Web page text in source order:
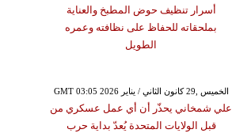
أسرار تنظيف حوض المطبخ والعناية
بملحقاته للحفاظ على نظافته وعمره
الطويل
GMT 03:05 2026 الخميس ,29 كانون الثاني / يناير
علي شمخاني يحذّر أن أي عمل عسكري من
قبل الولايات المتحدة يُعدّ بداية حرب